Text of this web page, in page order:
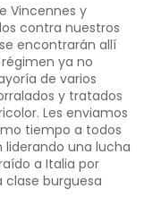
Vincennes y
contra nuestros
encontrarán allí
ya no
de varios
y tratados
Les enviamos
tiempo a todos
una lucha
a Italia por
clase burguesa